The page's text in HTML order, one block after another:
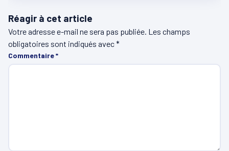
Réagir à cet article
Votre adresse e-mail ne sera pas publiée. Les champs
obligatoires sont indiqués avec*
Commentaire*